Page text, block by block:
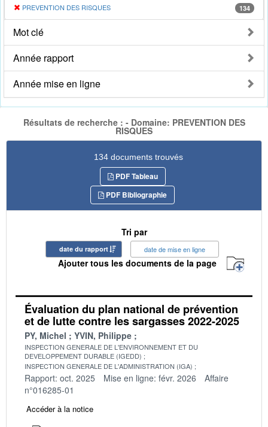
PREVENTION DES RISQUES 134
Mot clé
Année rapport
Année mise en ligne
Résultats de recherche : - Domaine: PREVENTION DES
RISQUES
134 documents trouvés
PDF Tableau
PDF Bibliographie
Tri par
date du rapport date de mise en ligne
Ajouter tous les documents de la page
Évaluation du plan national de prévention
et de lutte contre les sargasses 2022-2025
PY, Michel YVIN, Philippe
INSPECTION GENERALE DE L'ENVIRONNEMENT ET DU
DEVELOPPEMENT DURABLE (IGEDD)
INSPECTION GENERALE DE L'ADMINISTRATION (IGA)
Rapport: oct. 2025 Mise en ligne: févr. 2026
Affaire
n°016285-01
Accéder à la notice